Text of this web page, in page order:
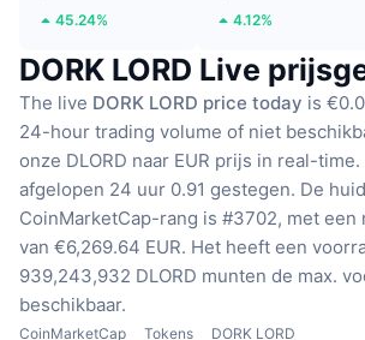
45.24% 4.12%
DORK LORD Live
The live DORK LORD price today is
24-hour trading volume of niet
onze DLORD naar EUR prijs in real-time.
afgelopen 24 uur 0.91 gestegen. De
CoinMarketCap-rang is #3702, met een
van €6,269.64 EUR. Het heeft een
939,243,932 DLORD munten de max.
beschikbaar.
CoinMarketCap Tokens DORK LORD